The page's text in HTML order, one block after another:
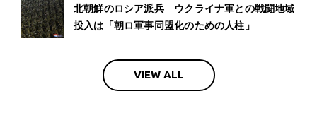
北朝鮮のロシア派兵 ウクライナ軍との戦闘地域
投入は「朝ロ軍事同盟化のための人柱」
VIEW ALL